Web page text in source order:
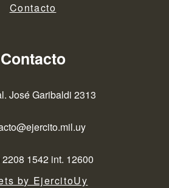
Contacto
Contacto
José Garibaldi 2313
2208 1542 int. 12600
by EjercitoUy